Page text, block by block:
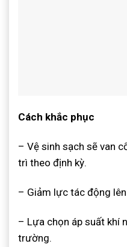
Cách khắc phục
– Vệ sinh sạch sẽ van
trì theo định kỳ.
– Giảm lực tác động
– Lựa chọn áp suất khí
trường.